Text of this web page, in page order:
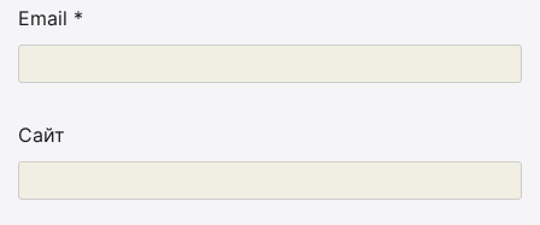
Email *
Сайт